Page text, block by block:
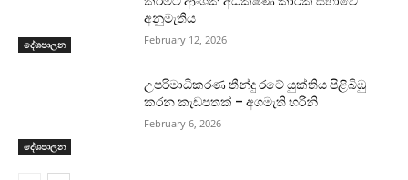
දේශපාලන
අනුමැතිය
February 12, 2026
දේශපාලන
උපරිමාධිකරණ තීන්දු රටේ යුක්තිය පිළිබිඹු
කරන කැඩපතක් – අගමැති හරිනි
February 6, 2026